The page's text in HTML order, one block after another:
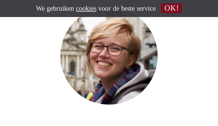
We gebruiken cookies voor de beste service OK!